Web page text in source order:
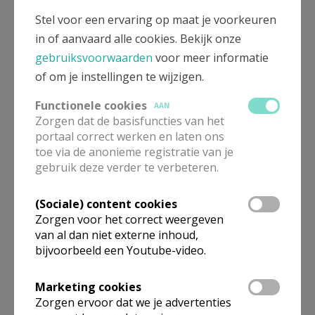
Beroepsvereniging Zorgpastores
Stel voor een ervaring op maat je voorkeuren
in of aanvaard alle cookies. Bekijk onze
gebruiksvoorwaarden voor meer informatie
of om je instellingen te wijzigen.
Functionele cookies
AAN
Zorgen dat de basisfuncties van het
portaal correct werken en laten ons
toe via de anonieme registratie van je
gebruik deze verder te verbeteren.
(Sociale) content cookies
Zorgen voor het correct weergeven
van al dan niet externe inhoud,
bijvoorbeeld een Youtube-video.
Marketing cookies
Zorgen ervoor dat we je advertenties